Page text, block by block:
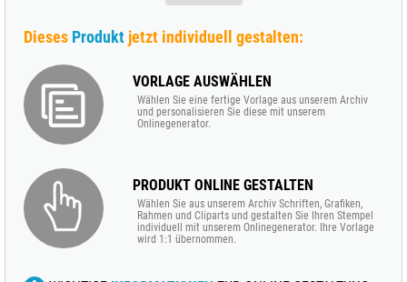
Dieses Produkt jetzt individuell gestalten:
VORLAGE AUSWÄHLEN
Wählen Sie eine fertige Vorlage aus unserem Archiv
und personalisieren Sie diese mit unserem
Onlinegenerator.
PRODUKT ONLINE GESTALTEN
Wählen Sie aus unserem Archiv Schriften, Grafiken,
Rahmen und Cliparts und gestalten Sie Ihren Stempel
individuell mit unserem Onlinegenerator. Ihre Vorlage
wird 1:1 übernommen.